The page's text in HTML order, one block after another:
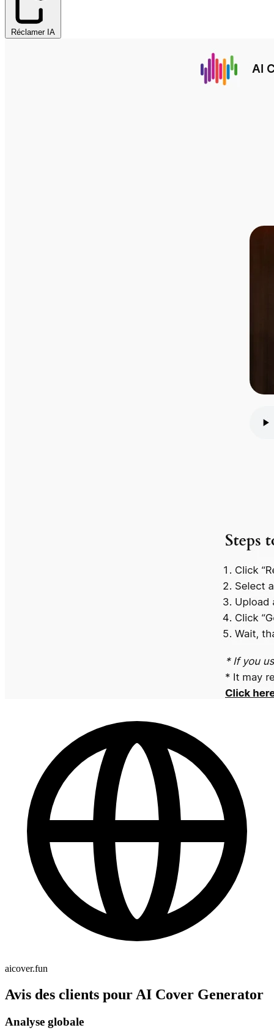
Réclamer IA
aicover.fun
Avis des clients pour AI Cover Generator
Analyse globale